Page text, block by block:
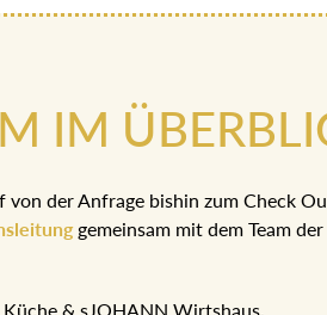
IM
von der Anfrage bishin zum Check
gemeinsam mit dem Team
& sJOHANN Wirtshaus,